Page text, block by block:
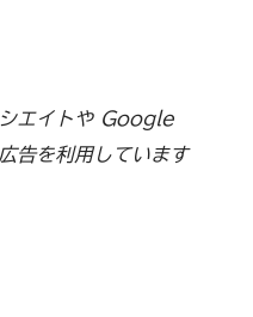
エイトや Google
告を利用しています